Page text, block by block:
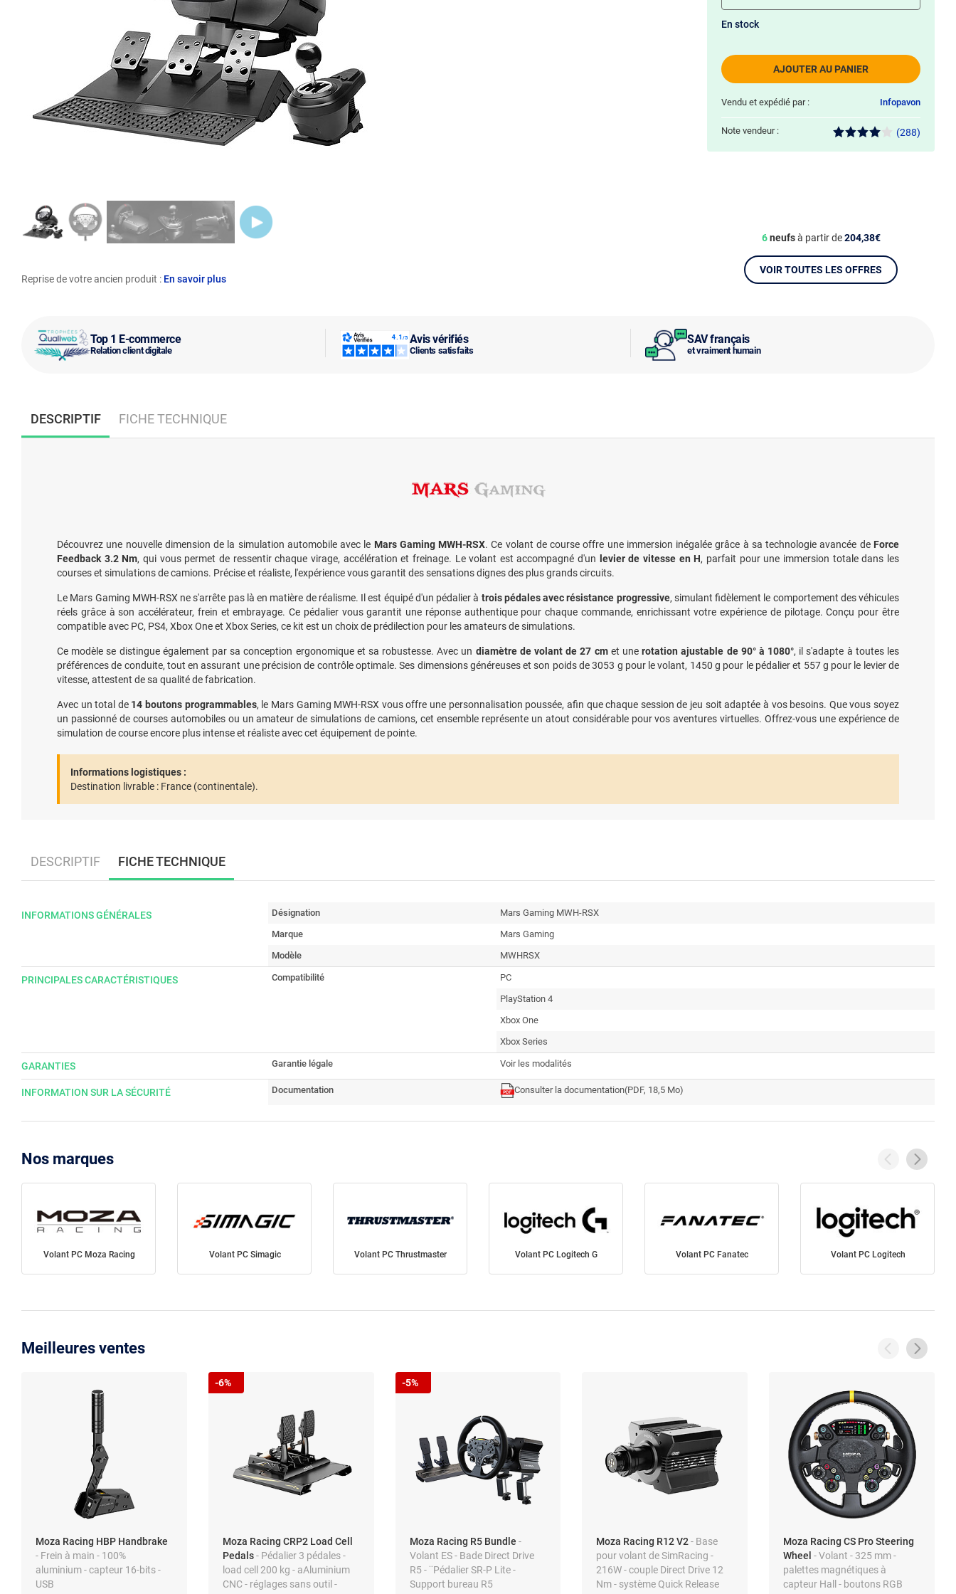
Top 1 E-commerce
Relation client digitale
Avis vérifiés
Clients satisfaits
SAV français
et vraiment humain
Reprise de votre ancien produit : En savoir plus
AJOUTER AU PANIER
En stock
Vendu et expédié par : Infopavon
Note vendeur : (288)
6neufsà partir de204,38€
VOIR TOUTES LES OFFRES
DESCRIPTIF FICHE TECHNIQUE
Découvrez une nouvelle dimension de la simulation automobile avec le Mars Gaming MWH-RSX. Ce volant de course offre une immersion inégalée grâce à sa technologie avancée de Force
Feedback 3.2 Nm, qui vous permet de ressentir chaque virage, accélération et freinage. Le volant est accompagné d'un levier de vitesse en H, parfait pour une immersion totale dans les
courses et simulations de camions. Précise et réaliste, l'expérience vous garantit des sensations dignes des plus grands circuits.
Le Mars Gaming MWH-RSX ne s'arrête pas là en matière de réalisme. Il est équipé d'un pédalier à trois pédales avec résistance progressive, simulant fidèlement le comportement des véhicules
réels grâce à son accélérateur, frein et embrayage. Ce pédalier vous garantit une réponse authentique pour chaque commande, enrichissant votre expérience de pilotage. Conçu pour être
compatible avec PC, PS4, Xbox One et Xbox Series, ce kit est un choix de prédilection pour les amateurs de simulations.
Ce modèle se distingue également par sa conception ergonomique et sa robustesse. Avec un diamètre de volant de 27 cmet unerotation ajustable de 90° à 1080°, il s'adapte à toutes les
préférences de conduite, tout en assurant une précision de contrôle optimale. Ses dimensions généreuses et son poids de 3053 g pour le volant, 1450 g pour le pédalier et 557 g pour le levier de
vitesse, attestent de sa qualité de fabrication.
Avec un total de 14 boutons programmables, le Mars Gaming MWH-RSX vous offre une personnalisation poussée, afin que chaque session de jeu soit adaptée à vos besoins. Que vous soyez
un passionné de courses automobiles ou un amateur de simulations de camions, cet ensemble représente un atout considérable pour vos aventures virtuelles. Offrez-vous une expérience de
simulation de course encore plus intense et réaliste avec cet équipement de pointe.
Informations logistiques :
Destination livrable : France (continentale).
DESCRIPTIF FICHE TECHNIQUE
INFORMATIONS GÉNÉRALES Désignation
Mars Gaming MWH-RSX
Marque
Mars Gaming
Modèle
MWHRSX
PRINCIPALES CARACTÉRISTIQUES Compatibilité
PC
PlayStation 4
Xbox One
Xbox Series
GARANTIES Garantie légale Voir les modalités
INFORMATION SUR LA SÉCURITÉ Documentation Consulter la documentation(PDF, 18,5 Mo)
Nos marques
Volant PC Moza Racing Volant PC Simagic Volant PC Thrustmaster Volant PC Logitech G Volant PC Fanatec Volant PC Logitech
Meilleures ventes
Moza Racing HBP Handbrake
- Frein à main - 100%
aluminium - capteur 16-bits -
USB
Moza Racing CRP2 Load Cell
Pedals- Pédalier 3 pédales -
load cell 200 kg - aAluminium
CNC - réglages sans outil -
-6%
Moza Racing R5 Bundle -
Volant ES - Bade Direct Drive
R5 - ¨Pédalier SR-P Lite -
Support bureau R5
-5%
Moza Racing R12 V2- Base
pour volant de SimRacing -
216W - couple Direct Drive 12
Nm - système Quick Release
Moza Racing CS Pro Steering
Wheel- Volant - 325 mm -
palettes magnétiques à
capteur Hall - boutons RGB